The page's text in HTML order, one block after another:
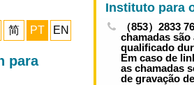
简 PT EN
para
Instituto para
（853）2833
chamadas
qualificado
Em caso de
as chamadas
de gravação